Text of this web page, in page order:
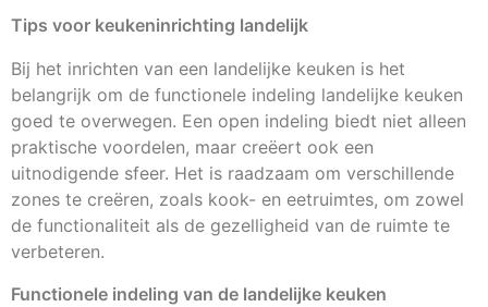
Tips voor keukeninrichting landelijk
Bij het inrichten van een landelijke keuken is het
belangrijk om de functionele indeling landelijke keuken
goed te overwegen. Een open indeling biedt niet alleen
praktische voordelen, maar creëert ook een
uitnodigende sfeer. Het is raadzaam om verschillende
zones te creëren, zoals kook- en eetruimtes, om zowel
de functionaliteit als de gezelligheid van de ruimte te
verbeteren.
Functionele indeling van de landelijke keuken